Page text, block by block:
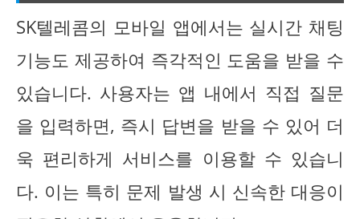
SK텔레콤의 모바일 앱에서는 실시간 채팅
기능도 제공하여 즉각적인 도움을 받을 수
있습니다. 사용자는 앱 내에서 직접 질문
을 입력하면, 즉시 답변을 받을 수 있어 더
욱 편리하게 서비스를 이용할 수 있습니
다. 이는 특히 문제 발생 시 신속한 대응이